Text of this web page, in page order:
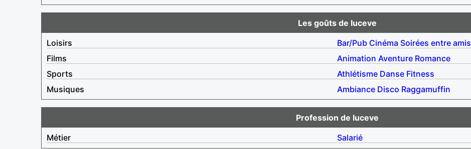
Les goûts de luceve
Loisirs
Bar/Pub Cinéma Soirées entre amis
Films
Animation Aventure Romance
Sports
Athlétisme Danse Fitness
Musiques
Ambiance Disco Raggamuffin
Profession de luceve
Métier
Salarié